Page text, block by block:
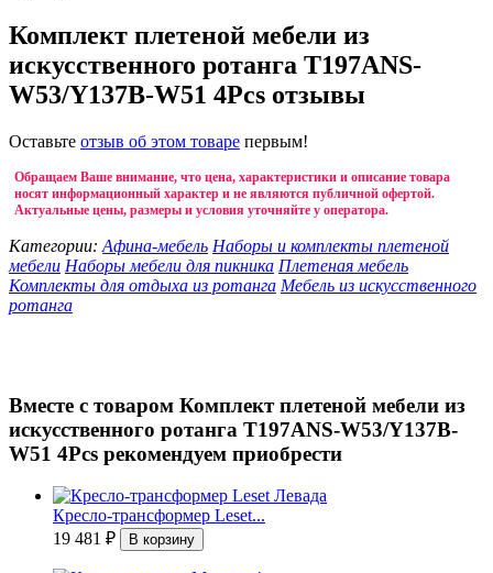
Комплект плетеной мебели из
искусственного ротанга T197ANS-
W53/Y137B-W51 4Pcs отзывы
Оставьте отзыв об этом товаре первым!
Обращаем Ваше внимание, что цена, характеристики и описание товара
носят информационный характер и не являются публичной офертой.
Актуальные цены, размеры и условия уточняйте у оператора.
Категории: Афина-мебель Наборы и комплекты плетеной
мебели Наборы мебели для пикника Плетеная мебель
Комплекты для отдыха из ротанга Мебель из искусственного
ротанга
Вместе с товаром Комплект плетеной мебели из
искусственного ротанга T197ANS-W53/Y137B-
W51 4Pcs рекомендуем приобрести
Кресло-трансформер Leset...
19 481 ₽